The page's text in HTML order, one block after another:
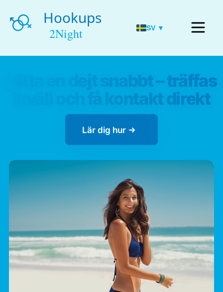
SV ▼
Hitta en dejt snabbt – träffas
ikväll och få kontakt direkt
Lär dig hur